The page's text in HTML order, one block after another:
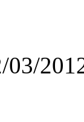
03/